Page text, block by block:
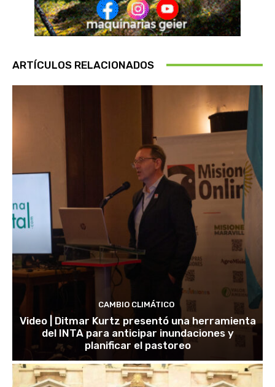
ARTÍCULOS RELACIONADOS
CAMBIO CLIMÁTICO
Video | Ditmar Kurtz presentó una herramienta
del INTA para anticipar inundaciones y
planificar el pastoreo